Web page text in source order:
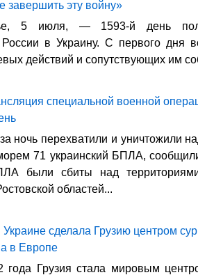
завершить эту войну»
5 июля, — 1593-й день
России в Украину. С первого дня
действий и сопутствующих им
специальной военной
ночь перехватили и уничтожили
71 украинский БПЛА,
были сбиты над территориями
областей...
Украине сделала Грузию центром
в Европе
года Грузия стала мировым